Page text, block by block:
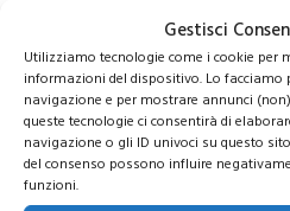
Gestisci
Utilizziamo tecnologie come i cookie per
informazioni del dispositivo. Lo facciamo
navigazione e per mostrare annunci
queste tecnologie ci consentirà di
navigazione o gli ID univoci su questo
del consenso possono influire
funzioni.